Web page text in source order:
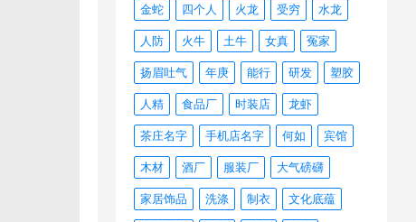
金蛇 四个人 火龙 受穷 水龙
人防 火牛 土牛 女真 冤家
扬眉吐气 年庚 能行 研发 塑胶
人精 食品厂 时装店 龙虾
茶庄名字 手机店名字 何如 宾馆
木材 酒厂 服装厂 大气磅礴
家居饰品 洗涤 制衣 文化底蕴